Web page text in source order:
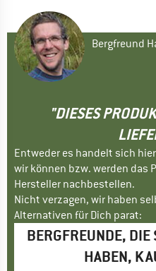
Bergfreund
"DIESES
Entweder es handelt sich
wir können bzw. werden das
Hersteller nachbestellen.
Nicht verzagen, wir haben
Alternativen für Dich parat:
BERGFREUNDE, DIE
HABEN,